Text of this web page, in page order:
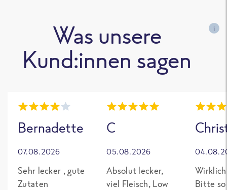
Was unsere
Kund:innen sagen
i
Bernadette
07.08.2026
Sehr lecker , gute
Zutaten
C
05.08.2026
Absolut lecker,
viel Fleisch, Low
Bitte so